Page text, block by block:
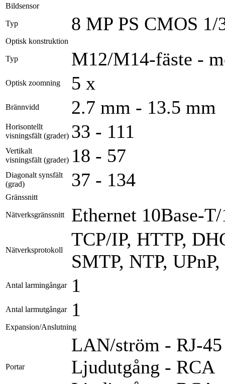
Bildsensor
Typ 8 MP PS CMOS 1/
Optisk konstruktion
Typ M12/M14-fäste -
Optisk zoomning 5 x
Brännvidd 2.7 mm - 13.5 mm
Horisontellt
visningsfält (grader) 33 - 111
Vertikalt
visningsfält (grader) 18 - 57
Diagonalt synsfält
(grad)
37 - 134
Gränssnitt
Nätverksgränssnitt Ethernet 10Base-
Nätverksprotokoll
TCP/IP, HTTP,
SMTP, NTP,
Antal larmingångar 1
Antal larmutgångar 1
Expansion/Anslutning
Portar
LAN/ström - RJ-45
Ljudutgång - RCA